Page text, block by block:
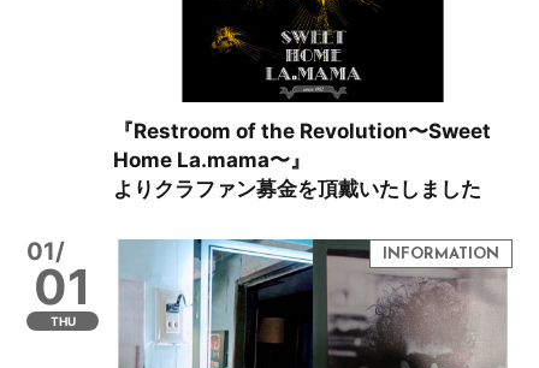
『Restroom of the Revolution〜Sweet
Home La.mama〜』
よりクラファン募金を頂戴いたしました
01/
01
THU